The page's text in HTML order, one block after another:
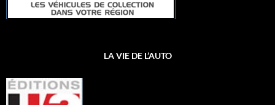
LA VIE DE L’AUTO